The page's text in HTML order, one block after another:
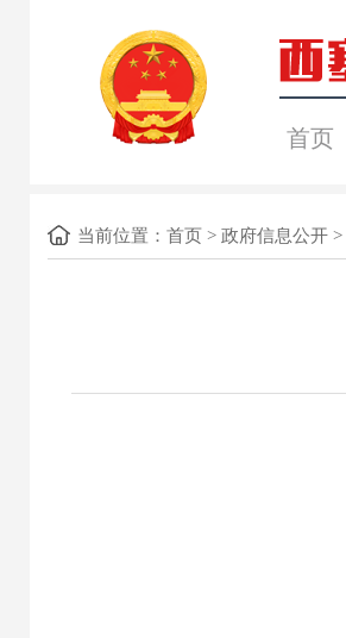
首页
当前位置： 首页> 政府信息公开>